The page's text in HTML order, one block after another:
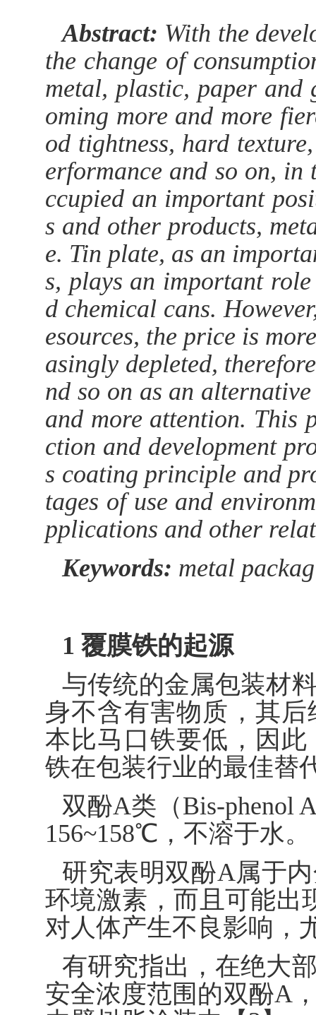
Abstract: With the
the change of
metal, plastic, paper and
oming more and more
od tightness, hard
erformance and so on,
ccupied an important
s and other products,
e. Tin plate, as an
s, plays an important
d chemical cans.
esources, the price is
asingly depleted,
nd so on as an
and more attention. This
ction and development
s coating principle and
tages of use and
pplications and other
Keywords: metal
1 覆膜铁的起源
与传统的金属包装材
身不含有害物质，其
本比马口铁要低，因
铁在包装行业的最佳替
双酚A类（Bis-phenol
156~158℃，不溶于水。
研究表明双酚A属于
环境激素，而且可能出
对人体产生不良影响，
有研究指出，在绝大
安全浓度范围的双酚A